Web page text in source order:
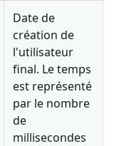
Date de
création de
l'utilisateur
final. Le temps
est représenté
par le nombre
de
millisecondes